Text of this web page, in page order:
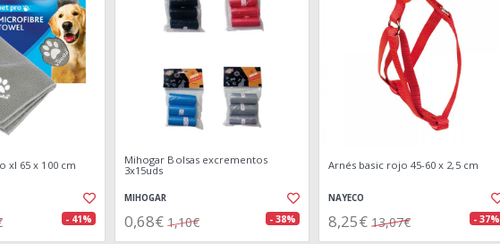
xl 65 x 100 cm
- 41%
Mihogar Bolsas excrementos
3x15uds
MIHOGAR
0,68€ 1,10€ - 38%
Arnés basic rojo 45-60 x 2,5 cm
NAYECO
8,25€ 13,07€ - 37%